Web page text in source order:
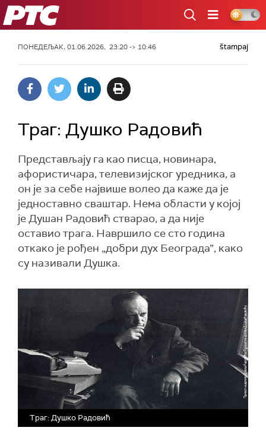
РТС
ПОНЕДЕЉАК, 01.06.2026, 23:20 -> 10:46 štampaj
Траг: Душко Радовић
Представљају га као писца, новинара,
афористичара, телевизијског уредника, а
он је за себе највише волео да каже да је
једноставно сваштар. Нема области у којој
је Душан Радовић стварао, а да није
оставио трага. Навршило се сто година
откако је рођен „добри дух Београда”, како
су називали Душка.
Траг: Душко Радовић